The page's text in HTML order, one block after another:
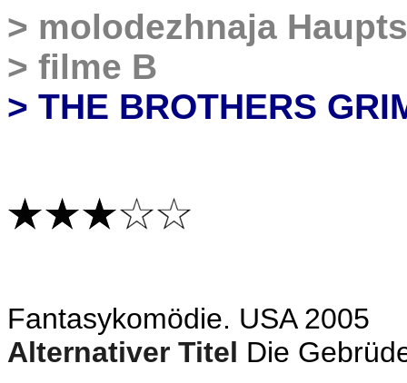
> molodezhnaja
> filme B
> THE BROTHERS
Fantasykomödie. USA 2005
Alternativer Titel Die